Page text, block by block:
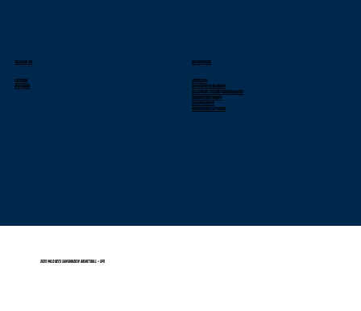
FOLLOW US
Facebook
Instagram
IMPRESSUM
Impressum
Datenschutzerklärung
Allgemeine Geschäftsbedingungen
Widerrufsbelehrung
Zahlungsarten
Versand und Lieferung
2025 Wild Bees Sandhausen Basketball - SPS